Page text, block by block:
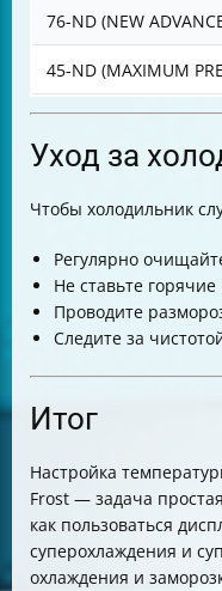
76-ND (NEW
45-ND (MAXIMUM
Уход за
Чтобы холодильник
Регулярно
Не ставьте
Проводите
Следите за
Итог
Настройка
Frost — задача
как пользоваться
суперохлаждения и
охлаждения и